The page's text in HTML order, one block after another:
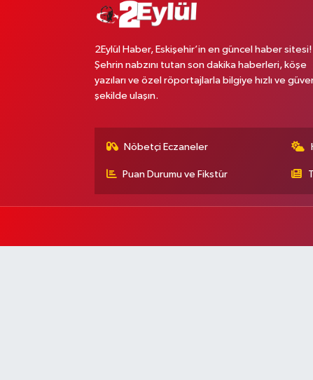
2Eylül Haber, Eskişehir’in en güncel haber sitesi!
Şehrin nabzını tutan son dakika haberleri, köşe
yazıları ve özel röportajlarla bilgiye hızlı ve
şekilde ulaşın.
Nöbetçi Eczaneler
Puan Durumu ve Fikstür